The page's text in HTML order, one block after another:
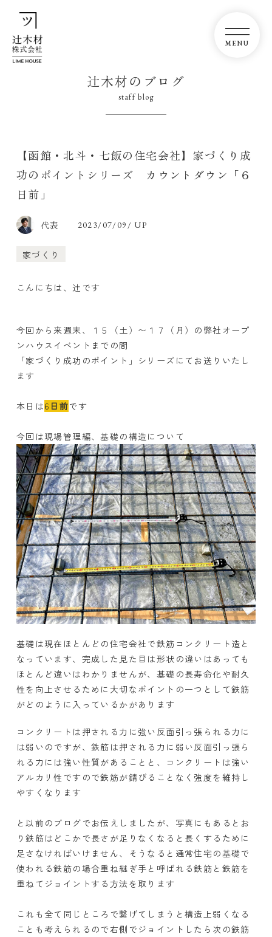
辻木材のブログ
staff blog
【函館・北斗・七飯の住宅会社】家づくり成
功のポイントシリーズ カウントダウン「６
日前」
代表 2023/07/09/ UP
家づくり
こんにちは、辻です
今回から来週末、１５（土）〜１７（ 月 ）の弊社オープ
ンハウスイベントまでの間
「家づくり成功のポイント」シリーズにてお送りいたし
ます
本日は6 日前です
今回は現場管理編、基礎の構造について
基礎は現在ほとんどの住宅会社で鉄筋コンクリート造と
なっています、完成した見た目は形状の違いはあっても
ほとんど違いはわかりませんが、基礎の長寿命化や耐久
性を向上させるために大切なポイントの一つとして鉄筋
がどのように入っているかがあります
コンクリートは押される力に強い反面引っ張られる力に
は弱いのですが、鉄筋は押される力に弱い反面引っ張ら
れる力には強い性質があることと、コンクリートは強い
アルカリ性ですので鉄筋が錆びることなく強度を維持し
やすくなります
と以前のブログでお伝えしましたが、写真にもあるとお
り鉄筋はどこかで長さが足りなくなると長くするために
足さなければいけません、そうなると通常住宅の基礎で
使われる鉄筋の場合重ね継ぎ手と呼ばれる鉄筋と鉄筋を
重ねてジョイントする方法を取ります
これも全て同じところで繋げてしまうと構造上弱くなる
ことも考えられるので右側でジョイントしたら次の鉄筋